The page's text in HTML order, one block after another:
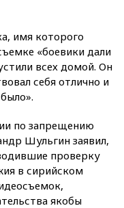
имя которого
«боевики дали
всех домой. Он
себя отлично и
по запрещению
Шульгин заявил,
проверку
в сирийском
якобы